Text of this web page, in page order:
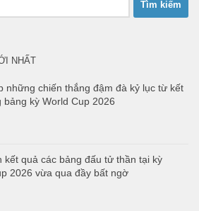
NHẤT
những chiến thắng đậm đà kỷ lục từ kết
bảng kỳ World Cup 2026
kết quả các bảng đấu tử thần tại kỳ
2026 vừa qua đầy bất ngờ